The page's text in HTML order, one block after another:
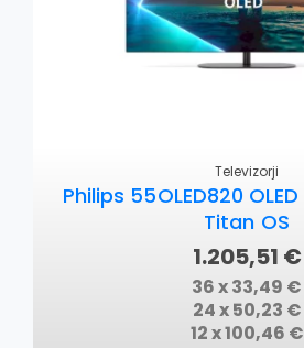
Televizorji
Philips 55OLED820 OLED 4K Ambilight
Titan OS
1.205,51 €
36 x 33,49 €
24 x 50,23 €
12 x 100,46 €